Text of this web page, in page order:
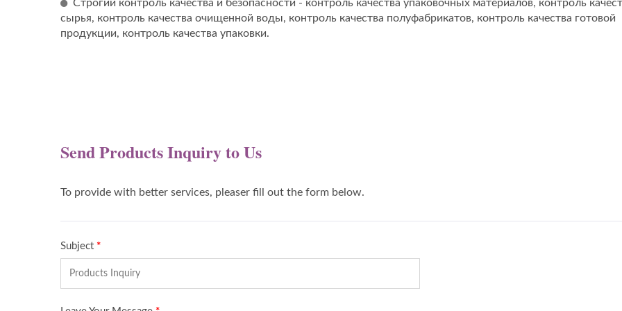
Строгий контроль качества и безопасности - контроль качества упаковочных материалов, контроль
сырья, контроль качества очищенной воды, контроль качества полуфабрикатов, контроль качества готовой
продукции, контроль качества упаковки.